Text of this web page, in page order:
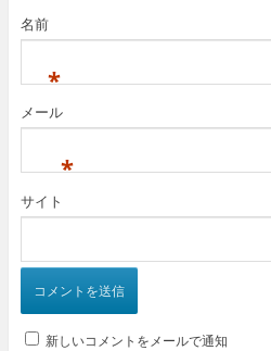
名前
*
メール
*
サイト
新しいコメントをメールで通知